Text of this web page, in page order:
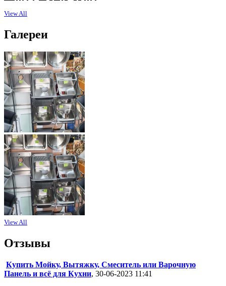
View All
Галереи
View All
Отзывы
Купить Мойку, Вытяжку, Смеситель или Варочную
Панель и всё для Кухни, 30-06-2023 11:41